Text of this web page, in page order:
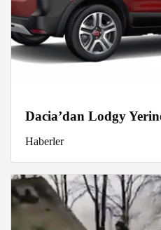
Dacia’dan Lodgy
Haberler